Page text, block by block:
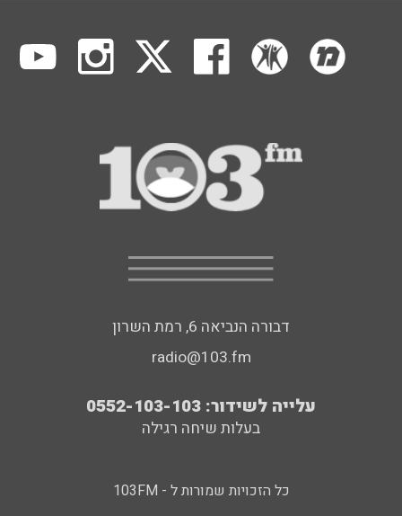
דבורה הנביאה 6, רמת השרון
radio@103.fm
עלייה לשידור: 0552-103-103
בעלות שיחה רגילה
כל הזכויות שמורות ל - 103FM